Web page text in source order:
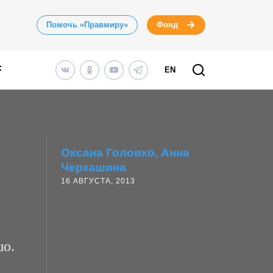
Помочь «Правмиру» Фонд
EN
Оксана Головко Анна
Черкашина
16 АВГУСТА, 2013